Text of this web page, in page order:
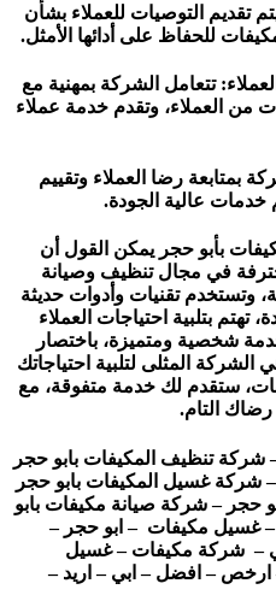
تقديم التوصيات للعملاء بشأن
للحفاظ على أدائها الأمثل.
تتعامل الشركة بمهنية مع
من العملاء، وتقدم خدمة عملاء
بمتابعة رضا العملاء وتقييم
خدمات عالية الجودة.
بأبو حجر يمكن القول أن
في مجال تنظيف وصيانة
وتستخدم تقنيات وأدوات حديثة
تهتم بتلبية احتياجات العملاء
شخصية ومتميزة، باختصار
المثلى لتلبية احتياجاتك
ستقدم لك خدمة متفوقة، مع
رضاك التام.
تنظيف المكيفات بابو حجر
غسيل المكيفات بابو حجر
حجر – شركة صيانة مكيفات بابو
غسيل مكيفات – ابو حجر –
– شركة مكيفات – غسيل
ارخص – افضل – ابي – اريد –